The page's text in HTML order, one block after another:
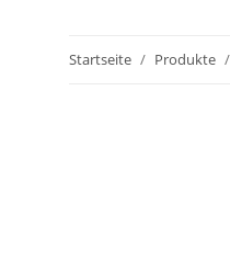
Startseite Produkte